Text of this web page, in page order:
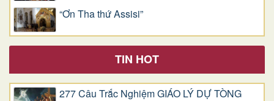
“Ơn Tha thứ Assisi”
TIN HOT
277 Câu Trắc Nghiệm GIÁO LÝ DỰ TÒNG